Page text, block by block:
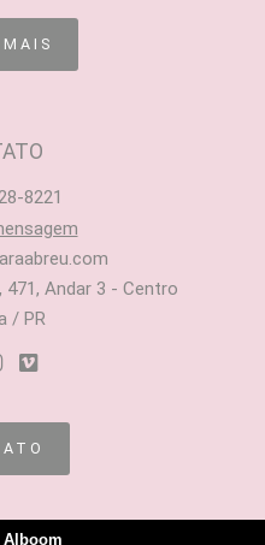
8221
471, Andar 3 - Centro
/ PR
Alboom